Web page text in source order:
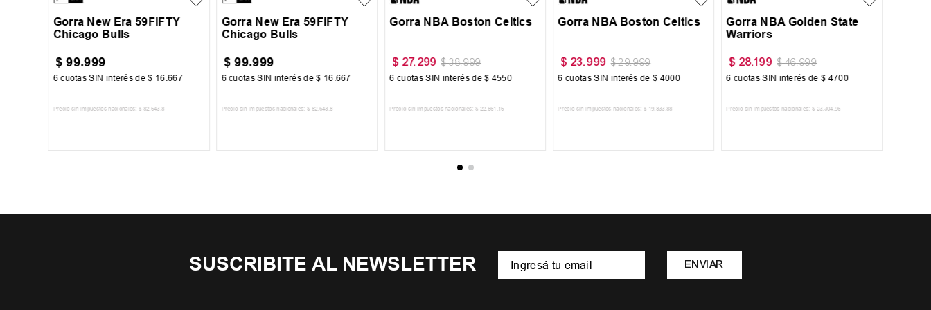
Gorra New Era 59FIFTY
Chicago Bulls
$ 99.999
6 cuotas SIN interés de$ 16 .667
Precio sin impuestos nacionales: $ 82.643 ,8
Gorra New Era 59FIFTY
Chicago Bulls
$ 99.999
6 cuotas SIN interés de$ 16 .667
Precio sin impuestos nacionales: $ 82.643 ,8
Gorra NBA Boston Celtics
$ 27.299 $ 38.999
6 cuotas SIN interés de$ 4550
Precio sin impuestos nacionales: $ 22.561 ,16
Gorra NBA Boston Celtics
$ 23.999 $ 29.999
6 cuotas SIN interés de$ 4000
Precio sin impuestos nacionales: $ 19.833 ,88
Gorra NBA Golden State
Warriors
$ 28.199 $ 46.999
6 cuotas SIN interés de$ 4700
Precio sin impuestos nacionales: $ 23.304 ,96
SUSCRIBITE AL NEWSLETTER ENVIAR